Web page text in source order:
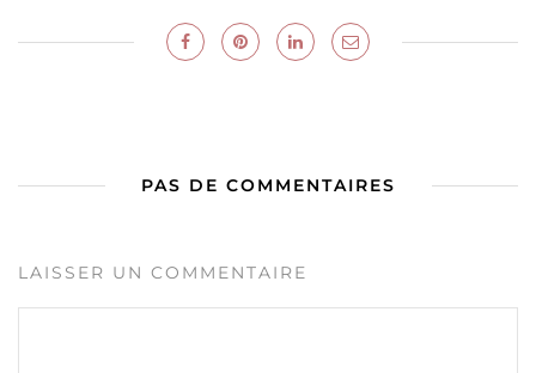
PAS DE COMMENTAIRES
LAISSER UN COMMENTAIRE